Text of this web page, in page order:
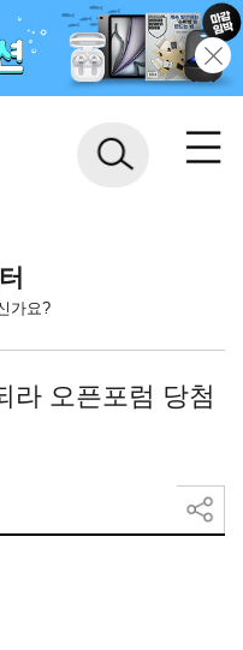
가요?
라 오픈포럼 당첨